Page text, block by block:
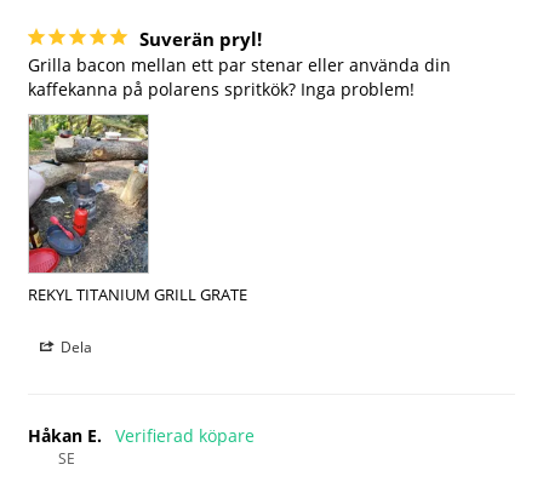
Suverän pryl!
Grilla bacon mellan ett par stenar eller använda din
kaffekanna på polarens spritkök? Inga problem!
REKYL TITANIUM GRILL GRATE
Dela
Håkan E.
SE